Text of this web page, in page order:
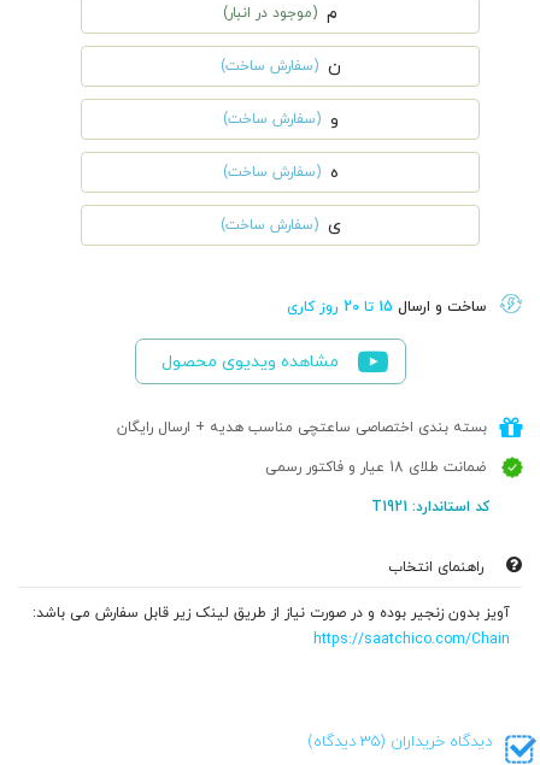
م (موجود در انبار)
ن (سفارش ساخت)
و (سفارش ساخت)
ه (سفارش ساخت)
ی (سفارش ساخت)
ساخت و ارسال 15 تا 20 روز کاری
مشاهده ویدیوی محصول
بسته بندی اختصاصی ساعتچی مناسب هدیه + ارسال رایگان
ضمانت طلای 18 عیار و فاکتور رسمی
کد استاندارد: T1921
راهنمای انتخاب
آویز بدون زنجیر بوده و در صورت نیاز از طریق لینک زیر قابل سفارش می باشد:
https://saatchico.com/Chain
دیدگاه خریداران (35 دیدگاه)